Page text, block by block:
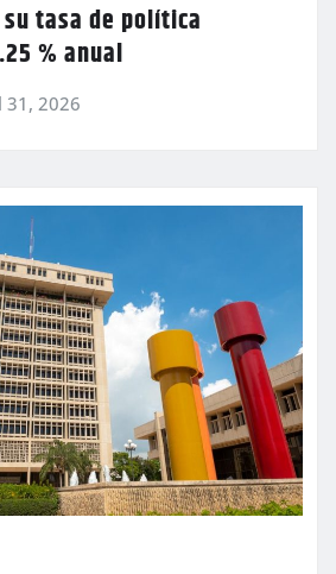
su tasa de política
% anual
31, 2026